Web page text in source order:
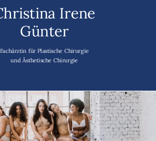
Irene
Günter
Fachärztin für Plastische Chirurgie
und Ästhetische Chirurgie